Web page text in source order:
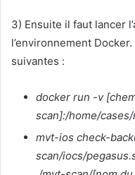
3) Ensuite il faut lancer
l’environnement
suivantes :
docker run -v
scan]:/home/
mvt-ios check-
scan/iocs/